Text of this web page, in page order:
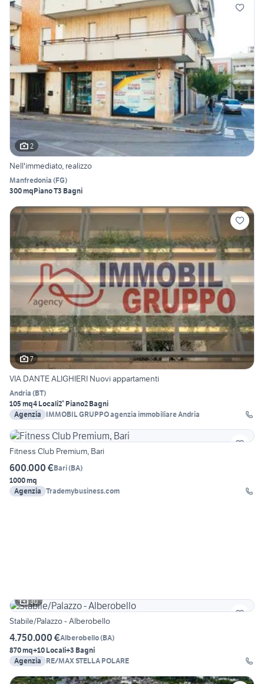
2
Nell'immediato, realizzo
Manfredonia (FG)
300 mqPiano T3 Bagni
7
VIA DANTE ALIGHIERI Nuovi appartamenti
Andria (BT)
105 mq4 Locali2° Piano2 Bagni
Agenzia
IMMOBIL GRUPPO agenzia immobiliare Andria
Fitness Club Premium, Bari
600.000 €Bari(BA)
1000 mq
Agenzia Trademybusiness.com
30
Stabile/Palazzo - Alberobello
4.750.000 €Alberobello(BA)
870 mq+10 Locali+3 Bagni
Agenzia
RE/MAX STELLA POLARE